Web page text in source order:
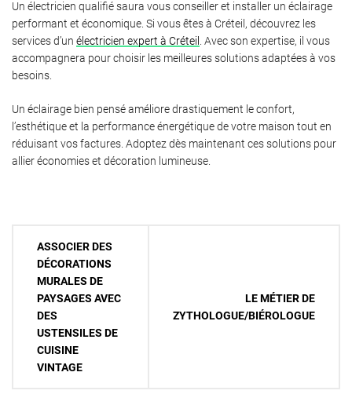
Un électricien qualifié saura vous conseiller et installer un éclairage
performant et économique. Si vous êtes à Créteil, découvrez les
services d’un électricien expert à Créteil
. Avec son expertise, il vous
accompagnera pour choisir les meilleures solutions adaptées à vos
besoins.
Un éclairage bien pensé améliore drastiquement le confort,
l’esthétique et la performance énergétique de votre maison tout en
réduisant vos factures. Adoptez dès maintenant ces solutions pour
allier économies et décoration lumineuse.
Navigation
l’article
ASSOCIER DES
DÉCORATIONS
MURALES DE
PAYSAGES AVEC
DES
USTENSILES DE
CUISINE
VINTAGE
LE MÉTIER DE
ZYTHOLOGUE/BIÉROLOGUE